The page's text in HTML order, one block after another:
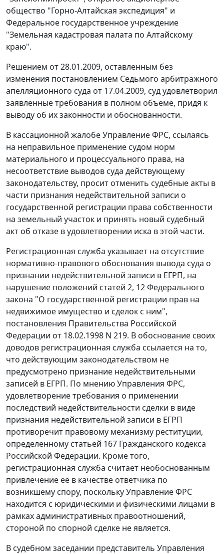
общество "Горно-Алтайская экспедиция" и
Федеральное государственное учреждение
"Земельная кадастровая палата по Алтайскому
краю".
Решением от 28.01.2009, оставленным без
изменения постановлением Седьмого арбитражного
апелляционного суда от 17.04.2009, суд удовлетворил
заявленные требования в полном объеме, придя к
выводу об их законности и обоснованности.
В кассационной жалобе Управление ФРС, ссылаясь
на неправильное применение судом норм
материального и процессуального права, на
несоответствие выводов суда действующему
законодательству, просит отменить судебные акты в
части признания недействительной записи о
государственной регистрации права собственности
на земельный участок и принять новый судебный
акт об отказе в удовлетворении иска в этой части.
Регистрационная служба указывает на отсутствие
нормативно-правового обоснования вывода суда о
признании недействительной записи в ЕГРП, на
нарушение положений статей 2, 12Федерального
закона "О государственной регистрации прав на
недвижимое имущество и сделок с ним",
постановления Правительства Российской
Федерации от 18.02.1998 N 219. В обоснование своих
доводов регистрационная служба ссылается на то,
что действующим законодательством не
предусмотрено признание недействительными
записей в ЕГРП. По мнению Управления ФРС,
удовлетворение требования о применении
последствий недействительности сделки в виде
признания недействительной записи в ЕГРП
противоречит правовому механизму реституции,
определенному статьей 167 Гражданского кодекса
Российской Федерации. Кроме того,
регистрационная служба считает необоснованным
привлечение её в качестве ответчика по
возникшему спору, поскольку Управление ФРС
находится с юридическими и физическими лицами в
рамках административных правоотношений,
стороной по спорной сделке не является.
В судебном заседании представитель Управления